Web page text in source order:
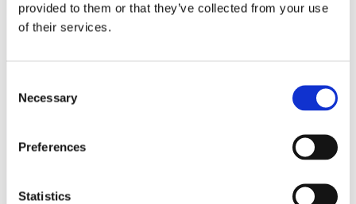
provided to them or that they’ve collected from your use
of their services.
Selection
Necessary
Preferences
Statistics
Lookbook et brochures